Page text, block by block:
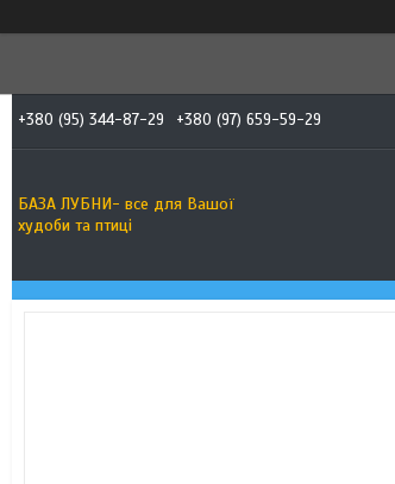
+380 (95) 344-87-29 +380 (97) 659-59-29
БАЗА ЛУБНИ- все для Вашої
худоби та птиці